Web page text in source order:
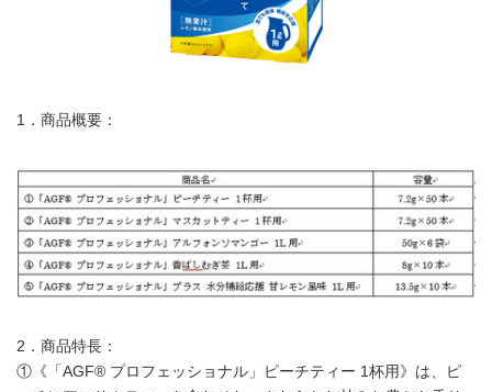
1．商品概要：
2．商品特長：
①《「AGF® プロフェッショナル」ピーチティー 1杯用》は、ピ